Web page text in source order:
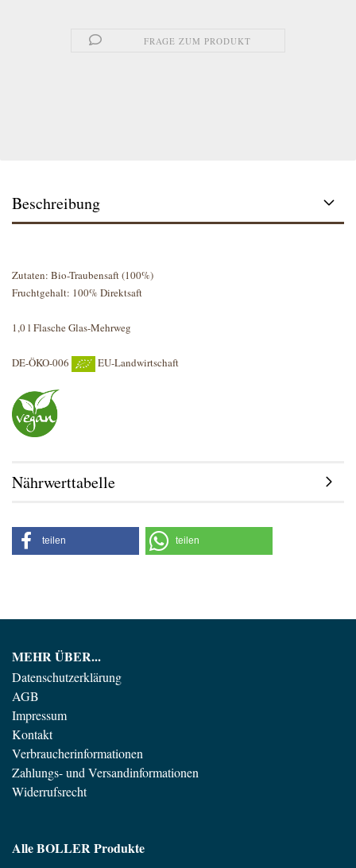
FRAGE ZUM PRODUKT
Beschreibung
Zutaten: Bio-Traubensaft (100%)
Fruchtgehalt: 100% Direktsaft
1,0 l Flasche Glas-Mehrweg
DE-ÖKO-006 EU-Landwirtschaft
Nährwerttabelle
teilen teilen
MEHR ÜBER...
Datenschutzerklärung
AGB
Impressum
Kontakt
Verbraucherinformationen
Zahlungs- und Versandinformationen
Widerrufsrecht
Alle BOLLER Produkte